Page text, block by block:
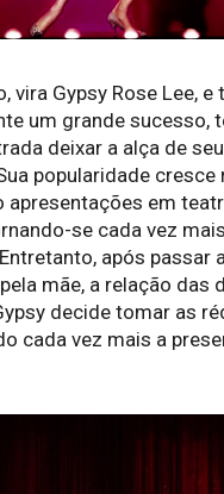
vira Gypsy Rose Lee, e
um grande sucesso,
deixar a alça de
popularidade cresce
apresentações em
se cada vez
após passar
mãe, a relação das
decide tomar as
cada vez mais a